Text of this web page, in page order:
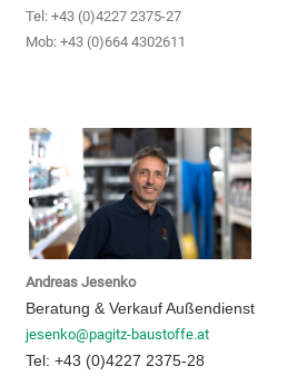
Tel: +43 (0)4227 2375-27
Mob: +43 (0)664 4302611
Andreas Jesenko
Beratung & Verkauf Außendienst
jesenko@pagitz-baustoffe.at
Tel: +43 (0)4227 2375-28